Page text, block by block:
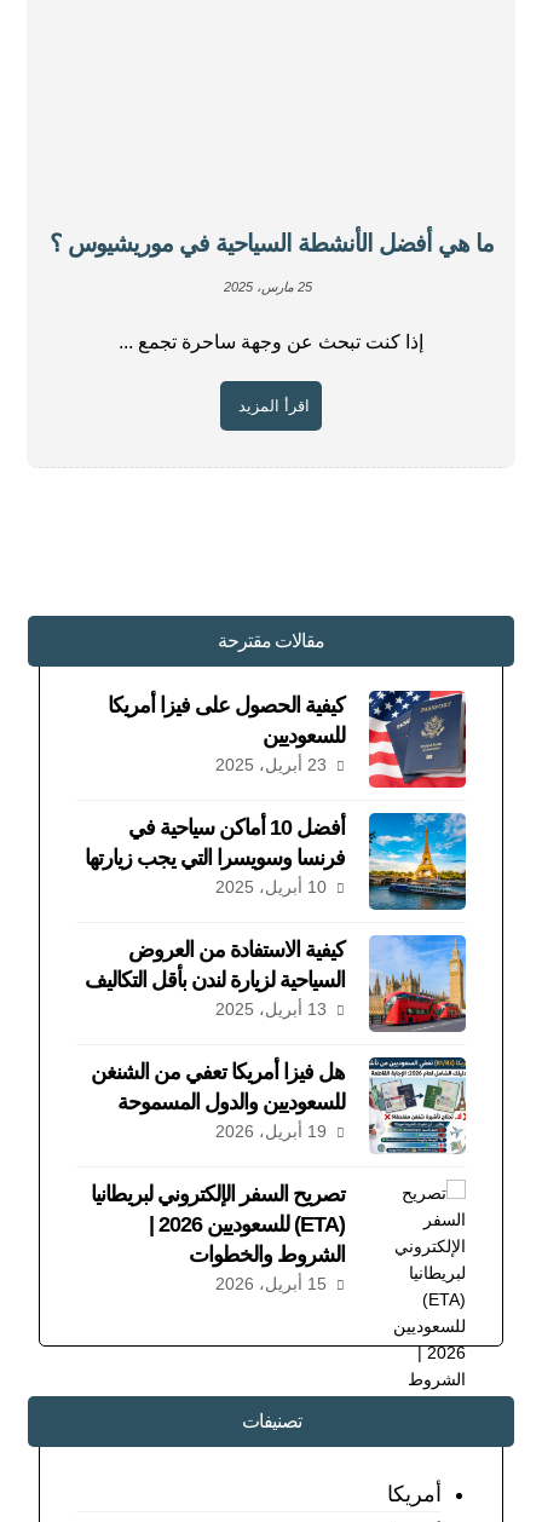
ما هي أفضل الأنشطة السياحية في موريشيوس ؟
25 مارس، 2025
إذا كنت تبحث عن وجهة ساحرة تجمع ...
اقرأ المزيد
مقالات مقترحة
كيفية الحصول على فيزا أمريكا
للسعوديين
23 أبريل، 2025
أفضل 10 أماكن سياحية في
فرنسا وسويسرا التي يجب زيارتها
10 أبريل، 2025
كيفية الاستفادة من العروض
السياحية لزيارة لندن بأقل التكاليف
13 أبريل، 2025
هل فيزا أمريكا تعفي من الشنغن
للسعوديين والدول المسموحة
19 أبريل، 2026
تصريح السفر الإلكتروني لبريطانيا
الشروط والخطوات
15 أبريل، 2026
تصنيفات
أمريكا